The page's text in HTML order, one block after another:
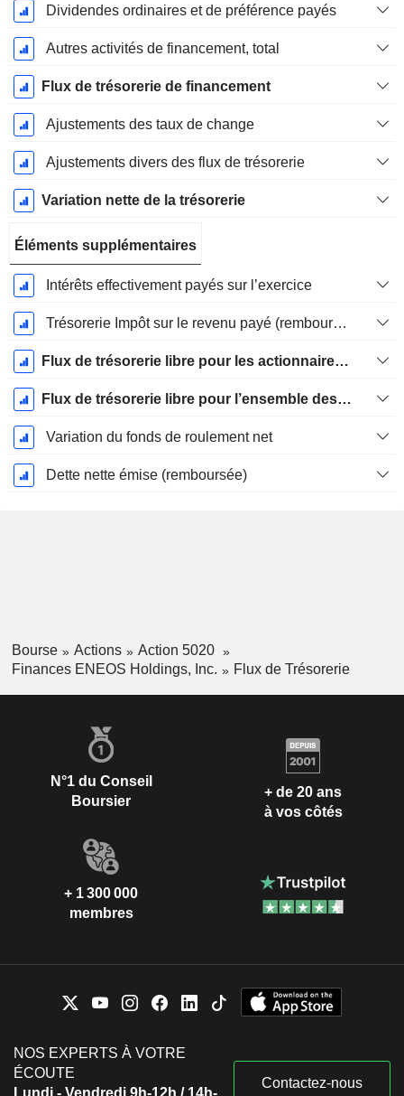
Dividendes ordinaires et de préférence payés
Autres activités de financement, total
Flux de trésorerie de financement
Ajustements des taux de change
Ajustements divers des flux de trésorerie
Variation nette de la trésorerie
Éléments supplémentaires
Intérêts effectivement payés sur l’exercice
Trésorerie Impôt sur le revenu payé (remboursement)Impôt effectivement payé (remboursé) sur l’exercice
Flux de trésorerie libre pour les actionnaires FCFE
Flux de trésorerie libre pour l’ensemble des pourvoyeurs de fonds (créanciers et actionnaires) FCFF
Variation du fonds de roulement net
Dette nette émise (remboursée)
Bourse Actions
Action 5020
Finances ENEOS Holdings, Inc.
Flux de Trésorerie
N°1 du Conseil
Boursier
+ de 20 ans
à vos côtés
+ 1 300 000
membres
NOS EXPERTS À VOTRE
ÉCOUTE
Lundi - Vendredi 9h-12h / 14h-
Contactez-nous